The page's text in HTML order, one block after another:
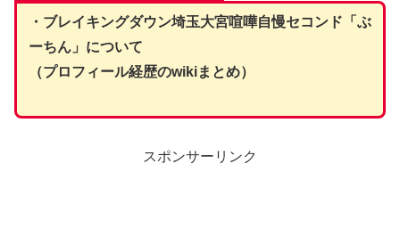
・ブレイキングダウン埼玉大宮喧嘩自慢セコンド「ぶ
ーちん」について
（プロフィール経歴のwikiまとめ）
スポンサーリンク